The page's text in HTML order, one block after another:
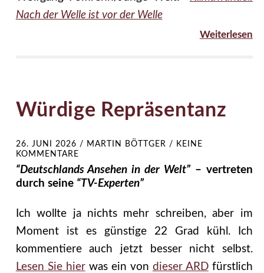
Nach der Welle ist vor der Welle
Weiterlesen
Würdige Repräsentanz
26. JUNI 2026 / MARTIN BÖTTGER / KEINE
KOMMENTARE
“Deutschlands Ansehen in der Welt” – vertreten
durch seine “TV-Experten”
Ich wollte ja nichts mehr schreiben, aber im
Moment ist es günstige 22 Grad kühl. Ich
kommentiere auch jetzt besser nicht selbst.
Lesen Sie hierwas ein von dieser ARDfürstlich